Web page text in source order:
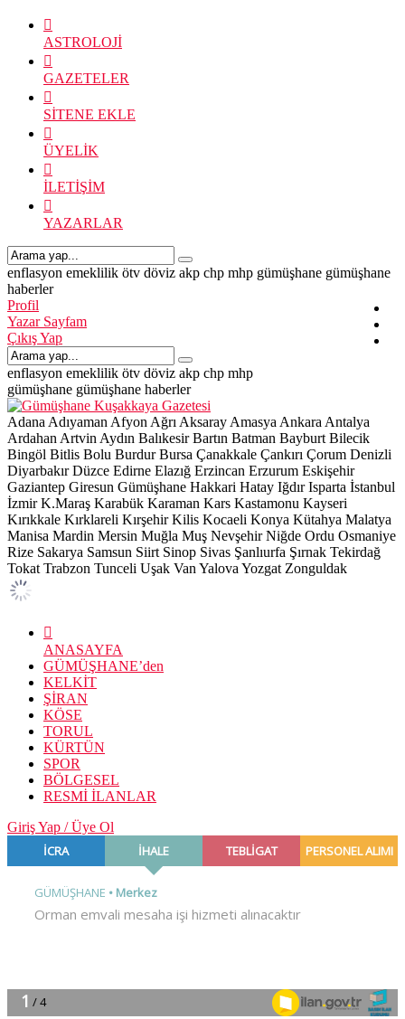
ASTROLOJİ
GAZETELER
SİTENE EKLE
ÜYELİK
İLETİŞİM
YAZARLAR
enflasyon emeklilik ötv döviz akp chp mhp gümüşhane gümüşhane
haberler
Profil
Yazar Sayfam
Çıkış Yap
enflasyon emeklilik ötv döviz akp chp mhp
gümüşhane gümüşhane haberler
Adana Adıyaman Afyon Ağrı Aksaray Amasya Ankara Antalya
Ardahan Artvin Aydın Balıkesir Bartın Batman Bayburt Bilecik
Bingöl Bitlis Bolu Burdur Bursa Çanakkale Çankırı Çorum Denizli
Diyarbakır Düzce Edirne Elazığ Erzincan Erzurum Eskişehir
Gaziantep Giresun Gümüşhane Hakkari Hatay Iğdır Isparta İstanbul
İzmir K.Maraş Karabük Karaman Kars Kastamonu Kayseri
Kırıkkale Kırklareli Kırşehir Kilis Kocaeli Konya Kütahya Malatya
Manisa Mardin Mersin Muğla Muş Nevşehir Niğde Ordu Osmaniye
Rize Sakarya Samsun Siirt Sinop Sivas Şanlıurfa Şırnak Tekirdağ
Tokat Trabzon Tunceli Uşak Van Yalova Yozgat Zonguldak
ANASAYFA
GÜMÜŞHANE’den
KELKİT
ŞİRAN
KÖSE
TORUL
KÜRTÜN
SPOR
BÖLGESEL
RESMİ İLANLAR
Giriş Yap / Üye Ol